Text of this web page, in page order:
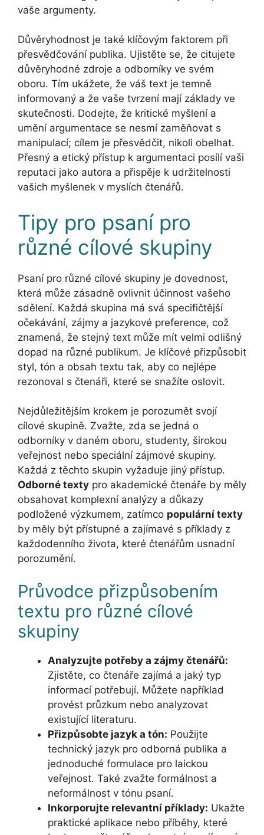
vaše argumenty.
Důvěryhodnost je také klíčovým faktorem při
přesvědčování publika. Ujistěte se, že citujete
důvěryhodné zdroje a odborníky ve svém
oboru. Tím ukážete, že váš text je temně
informovaný a že vaše tvrzení mají základy ve
skutečnosti. Dodejte, že kritické myšlení a
umění argumentace se nesmí zaměňovat s
manipulací; cílem je přesvědčit, nikoli obelhat.
Přesný a etický přístup k argumentaci posílí vaši
reputaci jako autora a přispěje k udržitelnosti
vašich myšlenek v myslích čtenářů.
Tipy pro psaní pro
různé cílové skupiny
Psaní pro různé cílové skupiny je dovednost,
která může zásadně ovlivnit účinnost vašeho
sdělení. Každá skupina má svá specifičtější
očekávání, zájmy a jazykové preference, což
znamená, že stejný text může mít velmi odlišný
dopad na různé publikum. Je klíčové přizpůsobit
styl, tón a obsah textu tak, aby co nejlépe
rezonoval s čtenáři, které se snažíte oslovit.
Nejdůležitějším krokem je porozumět svojí
cílové skupině. Zvažte, zda se jedná o
odborníky v daném oboru, studenty, širokou
veřejnost nebo speciální zájmové skupiny.
Každá z těchto skupin vyžaduje jiný přístup.
Odborné texty pro akademické čtenáře by měly
obsahovat komplexní analýzy a důkazy
podložené výzkumem, zatímco populární texty
by měly být přístupné a zajímavé s příklady z
každodenního života, které čtenářům usnadní
porozumění.
Průvodce přizpůsobením
textu pro různé cílové
skupiny
Analyzujte potřeby a zájmy čtenářů:
Zjistěte, co čtenáře zajímá a jaký typ
informací potřebují. Můžete například
provést průzkum nebo analyzovat
existující literaturu.
Přizpůsobte jazyk a tón: Použijte
technický jazyk pro odborná publika a
jednoduché formulace pro laickou
veřejnost. Také zvažte formálnost a
neformálnost v tónu psaní.
Inkorporujte relevantní příklady: Ukažte
praktické aplikace nebo příběhy, které